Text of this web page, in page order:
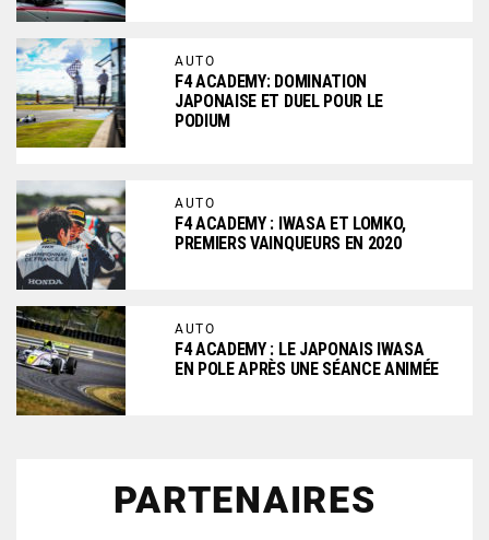
AUTO
F4 ACADEMY: DOMINATION
JAPONAISE ET DUEL POUR LE
PODIUM
AUTO
F4 ACADEMY : IWASA ET LOMKO,
PREMIERS VAINQUEURS EN 2020
AUTO
F4 ACADEMY : LE JAPONAIS IWASA
EN POLE APRÈS UNE SÉANCE ANIMÉE
PARTENAIRES